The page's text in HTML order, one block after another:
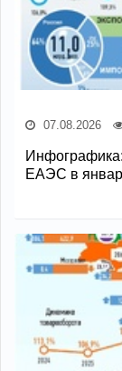
07.08.2026
ЕАЭС в